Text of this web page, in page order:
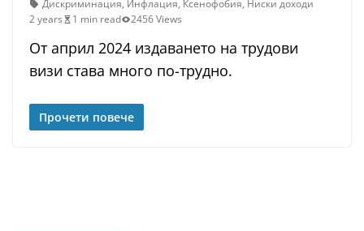
Дискриминация, Инфлация, Ксенофобия, Ниски доходи
2 years
1 min read 2456 Views
От април 2024 издаването на трудови
визи става много по-трудно.
Прочети повече